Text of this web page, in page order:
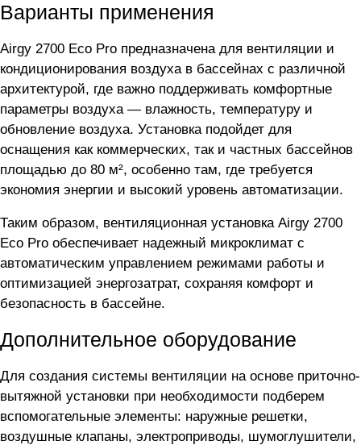
Варианты применения
Airgy 2700 Eco Pro предназначена для вентиляции и
кондиционирования воздуха в бассейнах с различной
архитектурой, где важно поддерживать комфортные
параметры воздуха — влажность, температуру и
обновление воздуха. Установка подойдет для
оснащения как коммерческих, так и частных бассейнов
площадью до 80 м², особенно там, где требуется
экономия энергии и высокий уровень автоматизации.
Таким образом, вентиляционная установка Airgy 2700
Eco Pro обеспечивает надежный микроклимат с
автоматическим управлением режимами работы и
оптимизацией энергозатрат, сохраняя комфорт и
безопасность в бассейне.
Дополнительное оборудование
Для создания системы вентиляции на основе приточно-
вытяжной установки при необходимости подберем
вспомогательные элементы: наружные решетки,
воздушные клапаны, электроприводы, шумоглушители,